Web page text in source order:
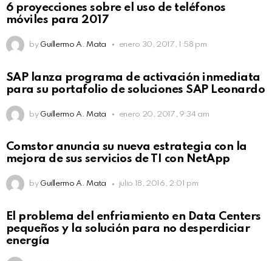
6 proyecciones sobre el uso de teléfonos
móviles para 2017
by Guillermo A. Mata enero 30, 2017, 1:58 pm
SAP lanza programa de activación inmediata
para su portafolio de soluciones SAP Leonardo
by Guillermo A. Mata enero 20, 2017, 9:34 am
Comstor anuncia su nueva estrategia con la
mejora de sus servicios de TI con NetApp
by Guillermo A. Mata julio 18, 2016, 2:01 pm
El problema del enfriamiento en Data Centers
pequeños y la solución para no desperdiciar
energía